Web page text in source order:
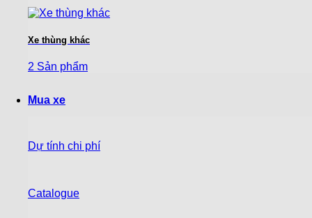
Xe thùng khác
2 Sản phẩm
Mua xe
Dự tính chi phí
Catalogue